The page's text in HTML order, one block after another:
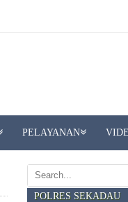
PELAYANAN
POLRES SEKADAU